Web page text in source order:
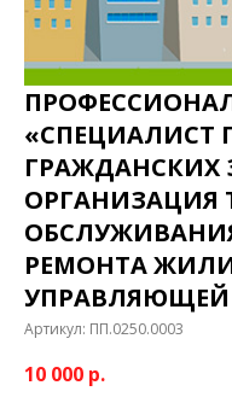
«СПЕЦИАЛИСТ
ГРАЖДАНСКИХ
ОРГАНИЗАЦИЯ
РЕМОНТА
Артикул: ПП.0250.0003
10 000 р.